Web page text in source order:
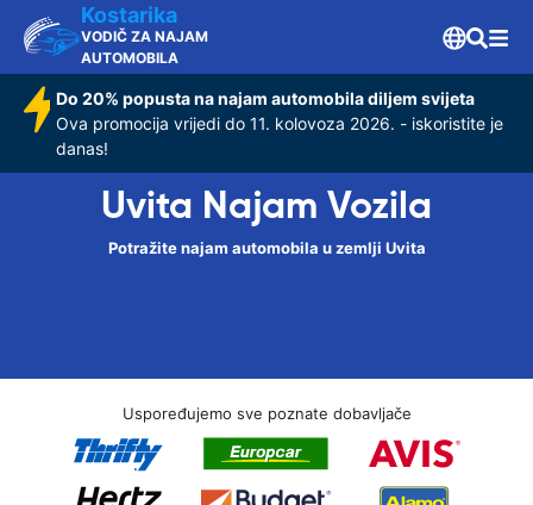
Kostarika
VODIČ ZA NAJAM
AUTOMOBILA
Do 20% popusta na najam automobila diljem svijeta
Ova promocija vrijedi do 11. kolovoza 2026. - iskoristite je
danas!
Uvita Najam Vozila
Potražite najam automobila u zemlji Uvita
Uspoređujemo sve poznate dobavljače